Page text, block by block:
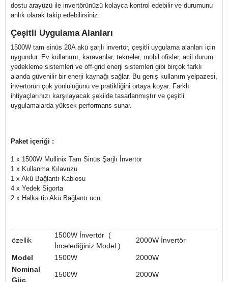
dostu arayüzü ile invertörünüzü kolayca kontrol edebilir ve durumunu
anlık olarak takip edebilirsiniz.
Çeşitli Uygulama Alanları
1500W tam sinüs 20A akü şarjlı invertör, çeşitli uygulama alanları için
uygundur. Ev kullanımı, karavanlar, tekneler, mobil ofisler, acil durum
yedekleme sistemleri ve off-grid enerji sistemleri gibi birçok farklı
alanda güvenilir bir enerji kaynağı sağlar. Bu geniş kullanım yelpazesi,
invertörün çok yönlülüğünü ve pratikliğini ortaya koyar. Farklı
ihtiyaçlarınızı karşılayacak şekilde tasarlanmıştır ve çeşitli
uygulamalarda yüksek performans sunar.
Paket içeriği :
1 x 1500W Mullinix Tam Sinüs Şarjlı İnvertör
1 x Kullanma Kılavuzu
1 x Akü Bağlantı Kablosu
4 x Yedek Sigorta
2 x Halka tip Akü Bağlantı ucu
özellik
1500W İnvertör (
İncelediğiniz Model )
2000W İnvertör
Model 1500W
2000W
Nominal
Güç
1500W 2000W